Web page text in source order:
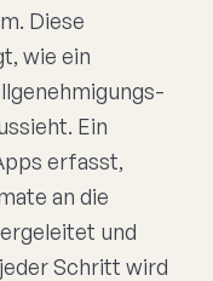
Diese
wie ein
Ein
erfasst,
an die
und
Schritt wird